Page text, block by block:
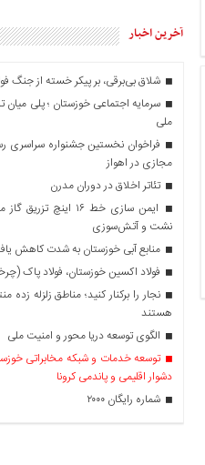
آخرین اخبار
شلاق‌ بی‌برقی، بر پیکر خسته‌ از جنگ
سرمایه اجتماعی خوزستان ؛ پلی
ملی
فراخوان نخستین جشنواره سراسری
مجازی در اهواز
تئاتر اخلاق در دوران مدرن
ایمن سازی خط ۱۶ اینچ
نشت و آتش‌سوزی
منابع آبی خوزستان به شدت کاهش
فولاد اکسین خوزستان، فولاد پاک
نجار را برکنار کنید؛ مناطق زلزله زده
هستند
الگوی توسعه دریا محور و امنیت ملی
توسعه خدمات و شبکه مخابراتی
دشوار اقلیمی و پاندمی کرونا
شماره رایگان ۲۰۰۰